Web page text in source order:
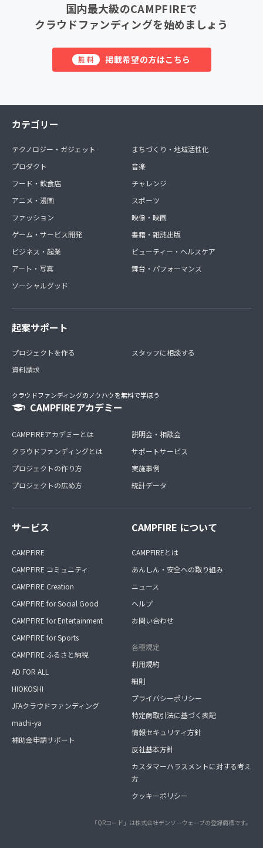
国内最大級のCAMPFIREで
クラウドファンディングを始めましょう
無料 掲載希望の方はこちら
カテゴリー
テクノロジー・ガジェット
プロダクト
フード・飲食店
アニメ・漫画
ファッション
ゲーム・サービス開発
ビジネス・起業
アート・写真
ソーシャルグッド
まちづくり・地域活性化
音楽
チャレンジ
スポーツ
映像・映画
書籍・雑誌出版
ビューティー・ヘルスケア
舞台・パフォーマンス
起案サポート
プロジェクトを作る
資料請求
スタッフに相談する
クラウドファンディングのノウハウを無料で学ぼう
CAMPFIREアカデミー
CAMPFIREアカデミーとは
クラウドファンディングとは
プロジェクトの作り方
プロジェクトの広め方
説明会・相談会
サポートサービス
実施事例
統計データ
サービス
CAMPFIRE
CAMPFIRE コミュニティ
CAMPFIRE Creation
CAMPFIRE for Social Good
CAMPFIRE for Entertainment
CAMPFIRE for Sports
CAMPFIRE ふるさと納税
AD FOR ALL
HIOKOSHI
JFAクラウドファンディング
machi-ya
補助金申請サポート
CAMPFIRE について
CAMPFIREとは
あんしん・安全への取り組み
ニュース
ヘルプ
お問い合わせ
各種規定
利用規約
細則
プライバシーポリシー
特定商取引法に基づく表記
情報セキュリティ方針
反社基本方針
カスタマーハラスメントに対する考え
方
クッキーポリシー
「QRコード」は株式会社デンソーウェーブの登録商標です。